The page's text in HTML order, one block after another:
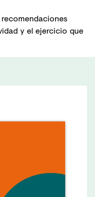
y el ejercicio que